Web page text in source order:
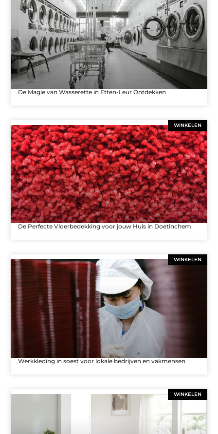
De Magie van Wasserette in Etten-Leur Ontdekken
WINKELEN
De Perfecte Vloerbedekking voor jouw Huis in Doetinchem
WINKELEN
Werkkleding in soest voor lokale bedrijven en vakmensen
WINKELEN